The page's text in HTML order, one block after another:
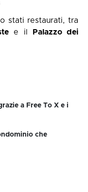
stati restaurati, tra
e il
Palazzo dei
a Free To X e i
che